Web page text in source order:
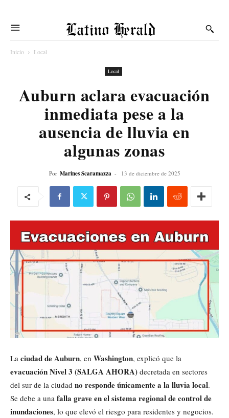
Latino Herald
Inicio Local
Local
Auburn aclara evacuación
inmediata pese a la
ausencia de lluvia en
algunas zonas
Por Marines Scaramazza - 13 de diciembre de 2025
La ciudad de Auburn, en Washington, explicó que la
evacuación Nivel 3 (SALGA AHORA) decretada en sectores
del sur de la ciudad no responde únicamente a la lluvia local.
Se debe a una falla grave en el sistema regional de control de
inundaciones, lo que elevó el riesgo para residentes y negocios.